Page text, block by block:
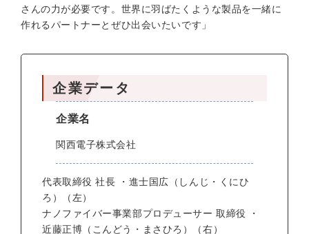
さんの力が必要です。世界に羽ばたくような製品を一緒に
作れるパートナーとぜひ出会いたいです」
企業データ
企業名
関西電子株式会社
代表取締役 社長 ・進士国広（しんじ・くにひ
ろ）（左）
ナノファイバー事業部プロデューサー 取締役 ・
近藤正博（こんどう・まさひろ）（右）